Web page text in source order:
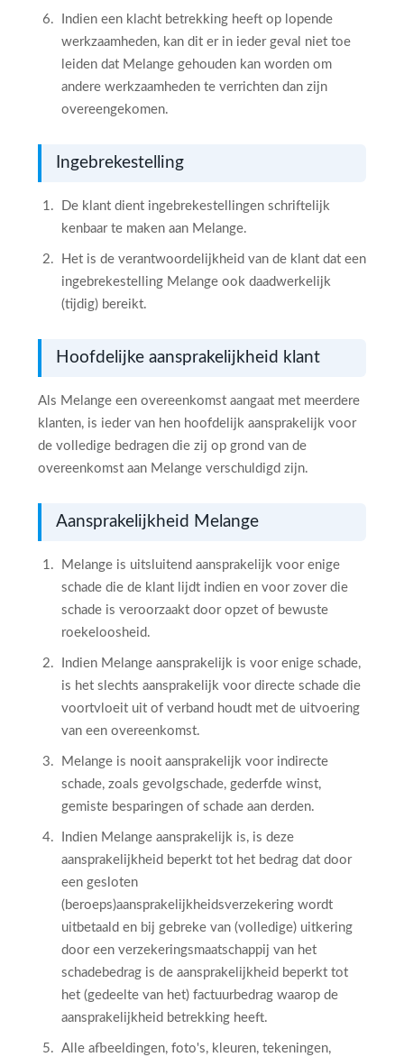
Indien een klacht betrekking heeft op lopende
werkzaamheden, kan dit er in ieder geval niet toe
leiden dat Melange gehouden kan worden om
andere werkzaamheden te verrichten dan zijn
overeengekomen.
Ingebrekestelling
De klant dient ingebrekestellingen schriftelijk
kenbaar te maken aan Melange.
Het is de verantwoordelijkheid van de klant dat een
ingebrekestelling Melange ook daadwerkelijk
(tijdig) bereikt.
Hoofdelijke aansprakelijkheid klant
Als Melange een overeenkomst aangaat met meerdere
klanten, is ieder van hen hoofdelijk aansprakelijk voor
de volledige bedragen die zij op grond van de
overeenkomst aan Melange verschuldigd zijn.
Aansprakelijkheid Melange
Melange is uitsluitend aansprakelijk voor enige
schade die de klant lijdt indien en voor zover die
schade is veroorzaakt door opzet of bewuste
roekeloosheid.
Indien Melange aansprakelijk is voor enige schade,
is het slechts aansprakelijk voor directe schade die
voortvloeit uit of verband houdt met de uitvoering
van een overeenkomst.
Melange is nooit aansprakelijk voor indirecte
schade, zoals gevolgschade, gederfde winst,
gemiste besparingen of schade aan derden.
Indien Melange aansprakelijk is, is deze
aansprakelijkheid beperkt tot het bedrag dat door
een gesloten
(beroeps)aansprakelijkheidsverzekering wordt
uitbetaald en bij gebreke van (volledige) uitkering
door een verzekeringsmaatschappij van het
schadebedrag is de aansprakelijkheid beperkt tot
het (gedeelte van het) factuurbedrag waarop de
aansprakelijkheid betrekking heeft.
Alle afbeeldingen, foto's, kleuren, tekeningen,